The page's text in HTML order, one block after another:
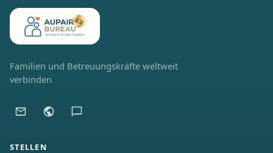
Familien und Betreuungskräfte weltweit
verbinden
STELLEN